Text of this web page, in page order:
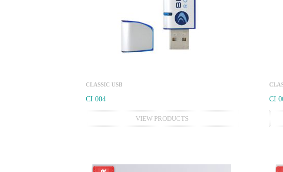
CLASSIC USB
CI 004
VIEW PRODUCTS
CI